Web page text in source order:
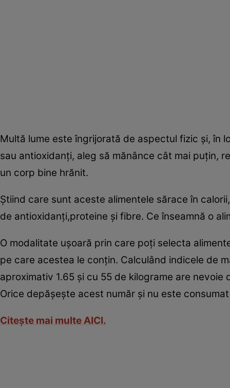
Multă lume este îngrijorată de aspectul fizic şi, în
sau antioxidanţi, aleg să mănânce cât mai puţin,
un corp bine hrănit.
Ştiind care sunt aceste alimentele sărace în
de antioxidanţi,proteine şi fibre. Ce înseamnă o
O modalitate uşoară prin care poţi selecta
pe care acestea le conţin. Calculând indicele de
aproximativ 1.65 şi cu 55 de kilograme are
Orice depăşeşte acest număr şi nu este
Citeşte mai multe AICI.